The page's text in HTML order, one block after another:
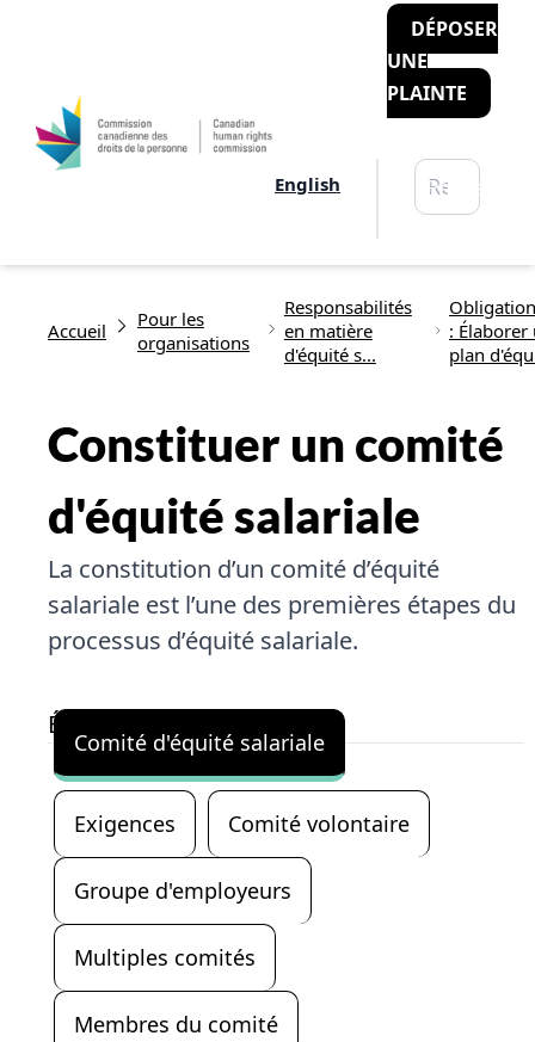
English Rechercher
DÉPOSER
UNE
PLAINTE
Accueil
Pour les
organisations
Responsabilités
en matière
d'équité s...
: Élaborer
plan
Constituer un comité
d'équité salariale
La constitution d’un comité d’équité
salariale est l’une des premières étapes du
processus d’équité salariale.
Écouter
Comité d'équité salariale
Exigences Comité volontaire
Groupe d'employeurs
Multiples comités
Membres du comité